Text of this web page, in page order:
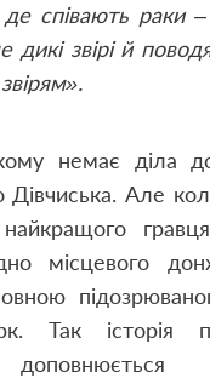
де співають раки
звірі й
немає діла
Дівчиська. Але
місцевого
Так історія